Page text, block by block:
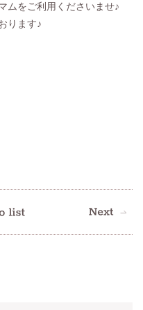
ムをご利用くださいませ♪
ります♪